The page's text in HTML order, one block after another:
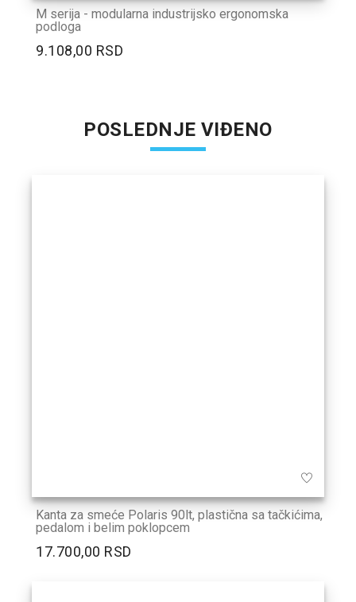
M serija - modularna industrijsko ergonomska
podloga
9.108,00 RSD
POSLEDNJE VIĐENO
Kanta za smeće Polaris 90lt, plastična sa tačkićima,
pedalom i belim poklopcem
17.700,00 RSD